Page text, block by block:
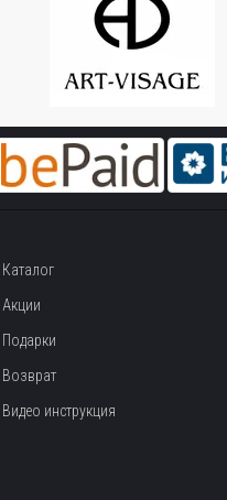
Каталог
Акции
Подарки
Возврат
Видео инструкция